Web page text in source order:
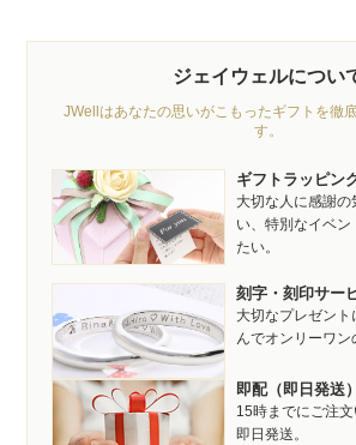
ジェイウェルについ
JWellはあなたの思いがこもったギフトを徹
す。
ギフトラッピン
大切な人に感謝の
い、特別なイベン
たい。
刻字・刻印サー
大切なプレゼント
んでオンリーワン
即配（即日発送）
15時までにご注
即日発送。